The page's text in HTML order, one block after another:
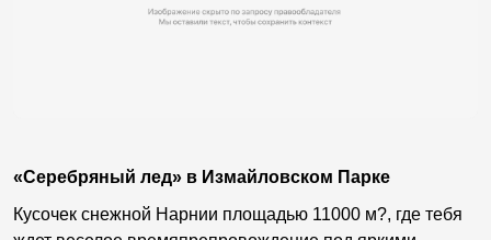
«Серебряный лед» в Измайловском Парке
Кусочек снежной Нарнии площадью 11000 м?, где тебя